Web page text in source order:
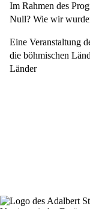
Im Rahmen des
Null? Wie wir
Eine Veranstaltung
die böhmischen
Länder